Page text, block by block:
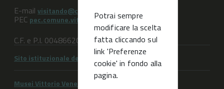
Potrai sempre
modificare la scelta
fatta cliccando sul
link 'Preferenze
cookie' in fondo alla
pagina.
E-mail visitando@comune.vittorio-veneto.tv.it
PEC pec.comune.vittorioveneto.tv@pecveneto.it
C.F. e P.I. 00486620263
Sito istituzionale del Comune di Vittorio Veneto
Musei Vittorio Veneto